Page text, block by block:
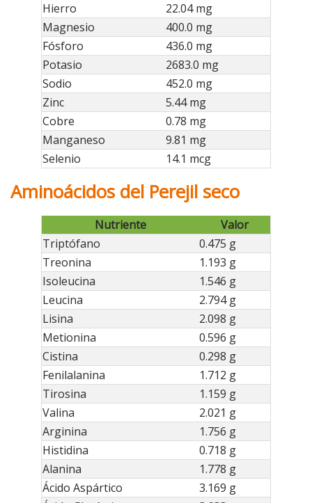
Hierro
22.04 mg
Magnesio
400.0 mg
Fósforo
436.0 mg
Potasio
2683.0 mg
Sodio
452.0 mg
Zinc
5.44 mg
Cobre
0.78 mg
Manganeso
9.81 mg
Selenio
14.1 mcg
Aminoácidos del Perejil seco
Nutriente
Valor
Triptófano
0.475 g
Treonina
1.193 g
Isoleucina
1.546 g
Leucina
2.794 g
Lisina
2.098 g
Metionina
0.596 g
Cistina
0.298 g
Fenilalanina
1.712 g
Tirosina
1.159 g
Valina
2.021 g
Arginina
1.756 g
Histidina
0.718 g
Alanina
1.778 g
Ácido Aspártico
3.169 g